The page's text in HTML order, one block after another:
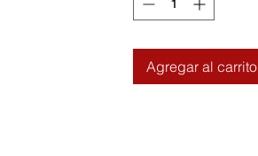
Agregar al carrito